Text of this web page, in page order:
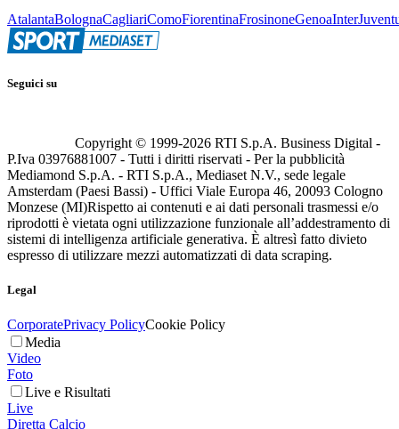
AtalantaBolognaCagliariComoFiorentinaFrosinoneGenoaInter
Seguici su
Copyright © 1999-2026 RTI S.p.A. Business Digital -
P.Iva 03976881007 - Tutti i diritti riservati - Per la pubblicità
Mediamond S.p.A. - RTI S.p.A., Mediaset N.V., sede legale
Amsterdam (Paesi Bassi) - Uffici Viale Europa 46, 20093 Cologno
Monzese (MI)Rispetto ai contenuti e ai dati personali trasmessi e/o
riprodotti è vietata ogni utilizzazione funzionale all’addestramento di
sistemi di intelligenza artificiale generativa. È altresì fatto divieto
espresso di utilizzare mezzi automatizzati di data scraping.
Legal
CorporatePrivacy PolicyCookie Policy
Media
Video
Foto
Live e Risultati
Live
Diretta Calcio